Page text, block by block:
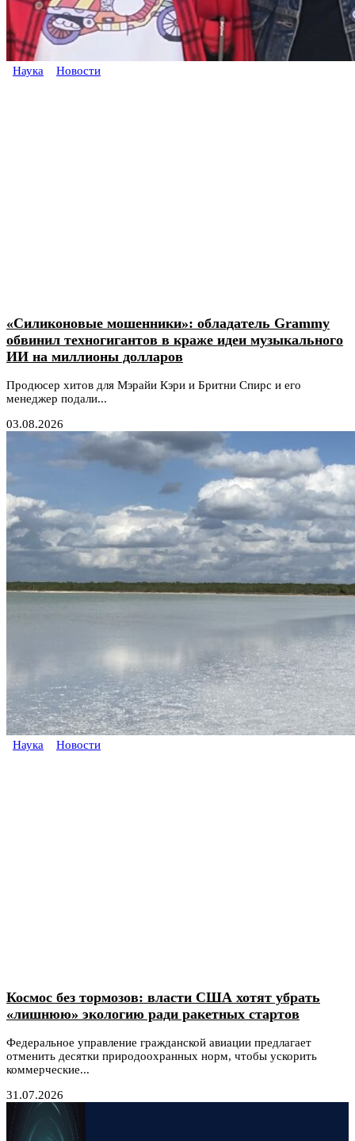
Наука Новости
«Силиконовые мошенники»: обладатель Grammy
обвинил техногигантов в краже идеи музыкального
ИИ на миллионы долларов
Продюсер хитов для Мэрайи Кэри и Бритни Спирс и его
менеджер подали...
03.08.2026
Наука Новости
Космос без тормозов: власти США хотят убрать
«лишнюю» экологию ради ракетных стартов
Федеральное управление гражданской авиации предлагает
отменить десятки природоохранных норм, чтобы ускорить
коммерческие...
31.07.2026